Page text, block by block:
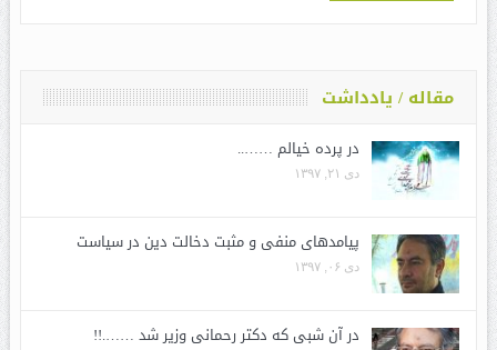
مقاله / یادداشت
در پرده خیالم ……..
دی ۲۱, ۱۳۹۷
پیامدهای منفی و مثبت دخالت دین در سیاست
دی ۰۶, ۱۳۹۷
در آن شبی که دکتر رحمانی وزیر شد …….!!